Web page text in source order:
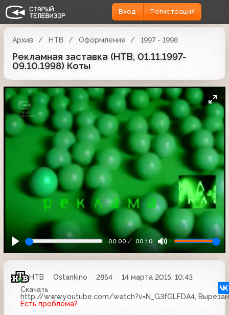
Вход Регистрация
Архив НТВ Оформление 1997 - 1998
Рекламная заставка (НТВ, 01.11.1997-
09.10.1998) Коты
00:00 00:10
НТВ Ostankino 2854
14 марта 2015, 10:43
Скачать
http://www.youtube.com/watch?v=N_G3fGLFDA4,
Есть проблема?